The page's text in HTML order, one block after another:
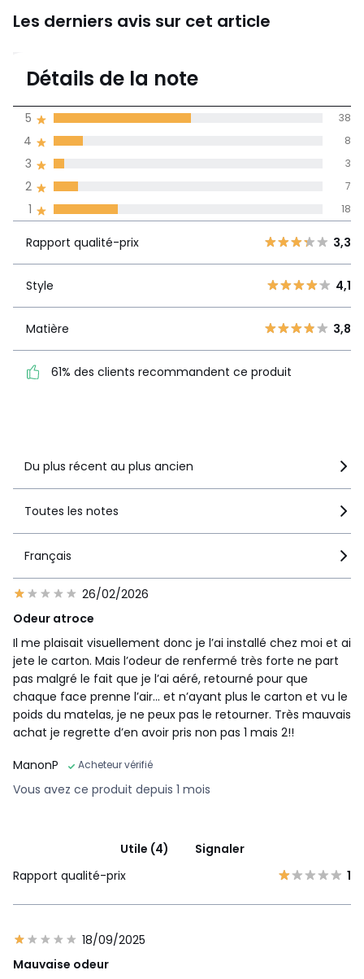
Les derniers avis sur cet article
3,6
de moyenne
obtenue sur
1
3
3,3
4,1
3,8
recommandent ce produit
Détails de la note
1 18
2 7
3 3
4 8
5 38
Rapport qualité-prix 3,3
Style 4,1
Matière 3,8
61% des clients recommandent ce produit
Du plus récent au plus ancien
Toutes les notes
Français
26/02/2026
Odeur atroce
Il me plaisait visuellement donc je l’ai installé chez moi et ai
jete le carton. Mais l’odeur de renfermé très forte ne part
pas malgré le fait que je l’ai aéré, retourné pour que
chaque face prenne l’air… et n’ayant plus le carton et vu le
poids du matelas, je ne peux pas le retourner. Très mauvais
achat je regrette d’en avoir pris non pas 1 mais 2!!
ManonP
Acheteur vérifié
Vous avez ce produit depuis 1 mois
Utile (4)
Signaler
Rapport qualité-prix
1
18/09/2025
Mauvaise odeur